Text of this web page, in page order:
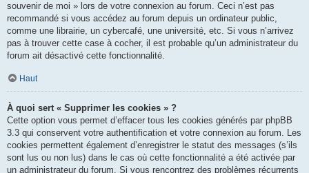
souvenir de moi » lors de votre connexion au forum. Ceci n’est pas
recommandé si vous accédez au forum depuis un ordinateur public,
comme une librairie, un cybercafé, une université, etc. Si vous n’arrivez
pas à trouver cette case à cocher, il est probable qu’un administrateur du
forum ait désactivé cette fonctionnalité.
Haut
À quoi sert « Supprimer les cookies » ?
Cette option vous permet d’effacer tous les cookies générés par phpBB
3.3 qui conservent votre authentification et votre connexion au forum. Les
cookies permettent également d’enregistrer le statut des messages (s’ils
sont lus ou non lus) dans le cas où cette fonctionnalité a été activée par
un administrateur du forum. Si vous rencontrez des problèmes récurrents